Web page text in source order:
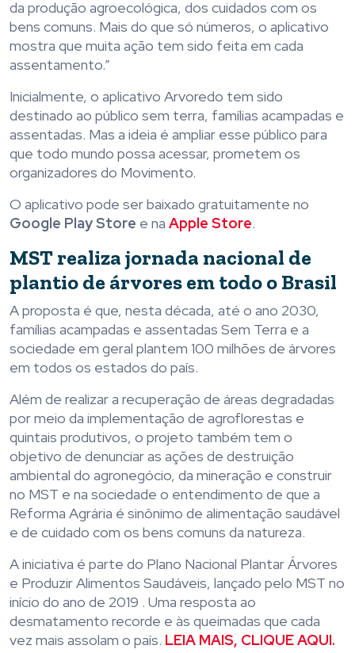
da produção agroecológica, dos cuidados com os
bens comuns. Mais do que só números, o aplicativo
mostra que muita ação tem sido feita em cada
assentamento.”
Inicialmente, o aplicativo Arvoredo tem sido
destinado ao público sem terra, famílias acampadas e
assentadas. Mas a ideia é ampliar esse público para
que todo mundo possa acessar, prometem os
organizadores do Movimento.
O aplicativo pode ser baixado gratuitamente no
Google Play Store e na Apple Store.
MST realiza jornada nacional de
plantio de árvores em todo o Brasil
A proposta é que, nesta década, até o ano 2030,
famílias acampadas e assentadas Sem Terra e a
sociedade em geral plantem 100 milhões de árvores
em todos os estados do país.
Além de realizar a recuperação de áreas degradadas
por meio da implementação de agroflorestas e
quintais produtivos, o projeto também tem o
objetivo de denunciar as ações de destruição
ambiental do agronegócio, da mineração e construir
no MST e na sociedade o entendimento de que a
Reforma Agrária é sinônimo de alimentação saudável
e de cuidado com os bens comuns da natureza.
A iniciativa é parte do Plano Nacional Plantar Árvores
e Produzir Alimentos Saudáveis, lançado pelo MST no
início do ano de 2019 . Uma resposta ao
desmatamento recorde e às queimadas que cada
vez mais assolam o país. LEIA MAIS, CLIQUE AQUI.